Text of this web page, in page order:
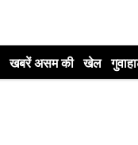
खबरें असम की खेल